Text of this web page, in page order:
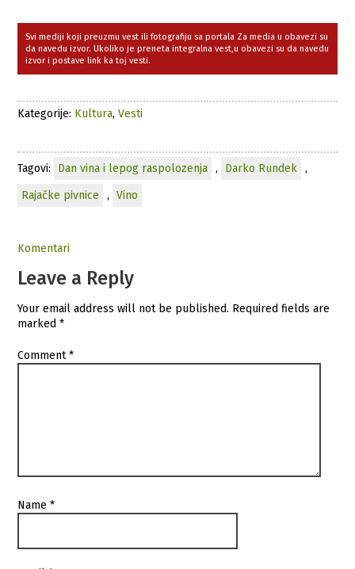
Svi mediji koji preuzmu vest ili fotografiju sa portala Za media u obavezi su
da navedu izvor. Ukoliko je preneta integralna vest,u obavezi su da navedu
izvor i postave link ka toj vesti.
Kategorije: Kultura,Vesti
Tagovi: Dan vina i lepog raspolozenja , Darko Rundek
,
Rajačke pivnice
, Vino
Komentari
Leave a Reply
Your email address will not be published. Required fields are
marked*
Comment*
Name*